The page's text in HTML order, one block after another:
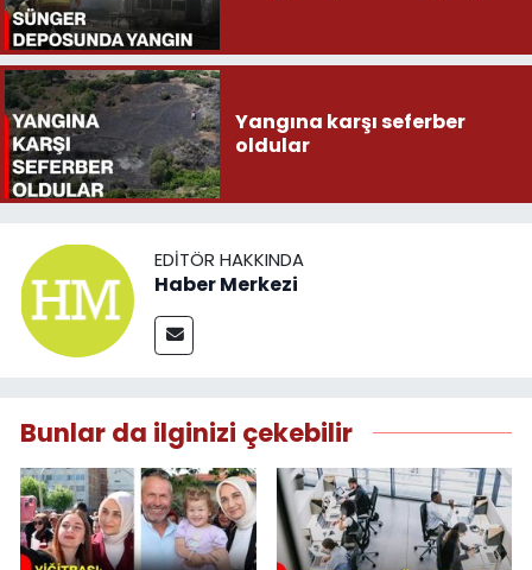
Yangına karşı seferber
oldular
EDITÖR HAKKINDA
Haber Merkezi
Bunlar da ilginizi çekebilir